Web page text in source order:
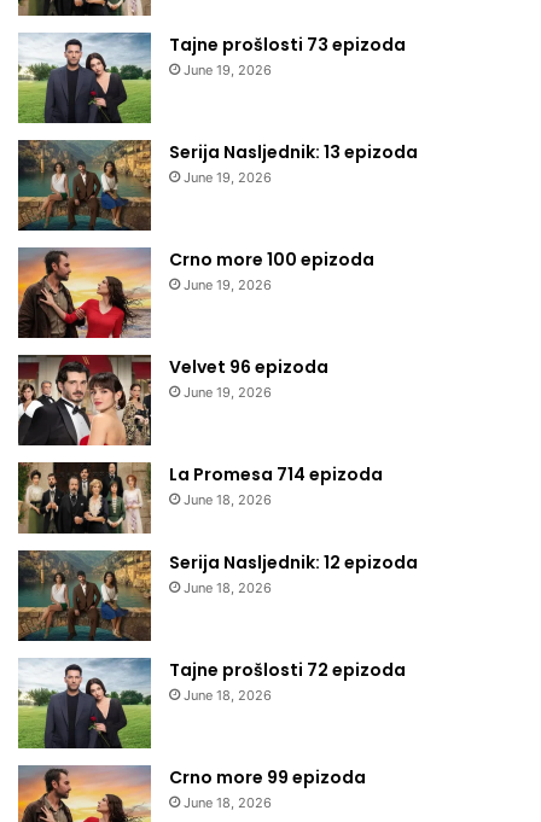
Tajne prošlosti 73 epizoda
June 19, 2026
Serija Nasljednik: 13 epizoda
June 19, 2026
Crno more 100 epizoda
June 19, 2026
Velvet 96 epizoda
June 19, 2026
La Promesa 714 epizoda
June 18, 2026
Serija Nasljednik: 12 epizoda
June 18, 2026
Tajne prošlosti 72 epizoda
June 18, 2026
Crno more 99 epizoda
June 18, 2026